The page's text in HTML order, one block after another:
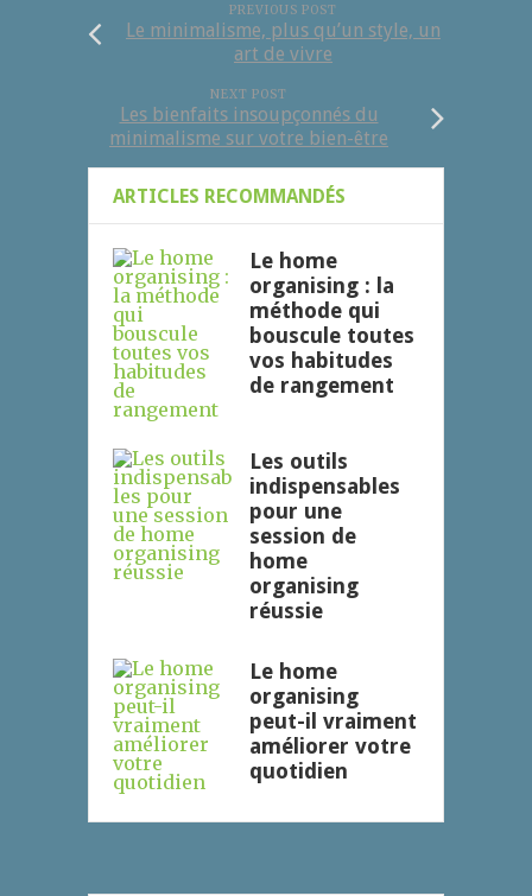
PREVIOUS POST
Le minimalisme, plus qu’un style, un
art de vivre
NEXT POST
Les bienfaits insoupçonnés du
minimalisme sur votre bien-être
ARTICLES RECOMMANDÉS
Le home
organising : la
méthode qui
bouscule toutes
vos habitudes
de rangement
Les outils
indispensables
pour une
session de
home
organising
réussie
Le home
organising
peut-il vraiment
améliorer votre
quotidien